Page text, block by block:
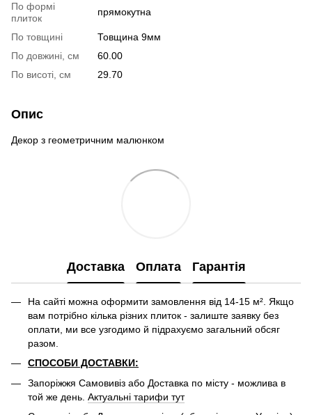
По формі
плиток
прямокутна
По товщині
Товщина 9мм
По довжині, см
60.00
По висоті, см
29.70
Опис
Декор з геометричним малюнком
Доставка Оплата Гарантія
На сайті можна оформити замовлення від 14-15 м². Якщо
вам потрібно кілька різних плиток - залиште заявку без
оплати, ми все узгодимо й підрахуємо загальний обсяг
разом.
СПОСОБИ ДОСТАВКИ:
Запоріжжя Самовивіз або Доставка по місту - можлива в
той же день. Актуальні тарифи тут